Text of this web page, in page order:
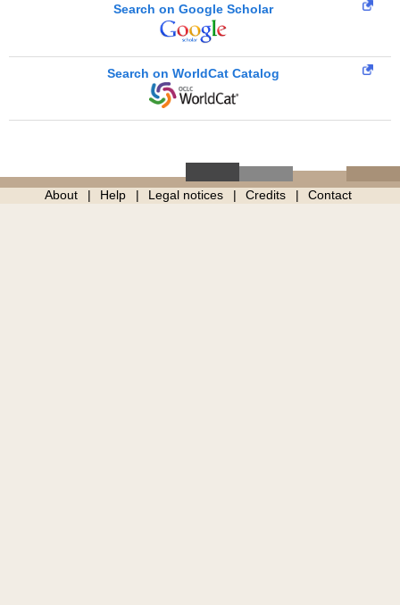
Search on Google Scholar
Search on WorldCat Catalog
About Help Legal notices Credits Contact